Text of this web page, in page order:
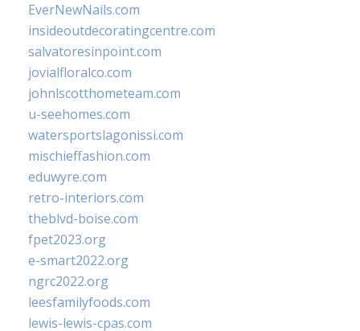
EverNewNails.com
insideoutdecoratingcentre.com
salvatoresinpoint.com
jovialfloralco.com
johnlscotthometeam.com
u-seehomes.com
watersportslagonissi.com
mischieffashion.com
eduwyre.com
retro-interiors.com
theblvd-boise.com
fpet2023.org
e-smart2022.org
ngrc2022.org
leesfamilyfoods.com
lewis-lewis-cpas.com